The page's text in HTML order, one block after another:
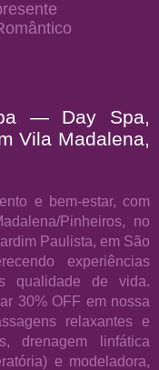
— Day Spa,
Vila Madalena,
e bem-estar, com
Pinheiros, no
Paulista, em São
experiências
qualidade de vida.
30% OFF em nossa
relaxantes e
drenagem linfática
e modeladora,